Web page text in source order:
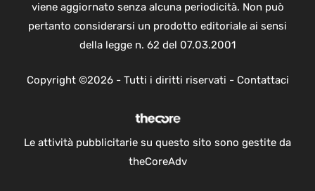
viene aggiornato senza alcuna periodicità. Non può
pertanto considerarsi un prodotto editoriale ai sensi
della legge n. 62 del 07.03.2001
Copyright ©2026 - Tutti i diritti riservati - Contattaci
Le attività pubblicitarie su questo sito sono gestite da
theCoreAdv